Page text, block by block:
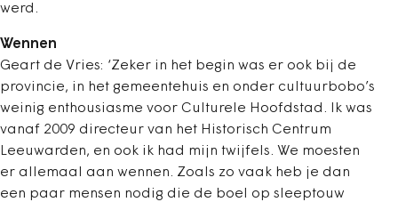
werd.
Wennen
Geart de Vries: ‘Zeker in het begin was er ook bij de
provincie, in het gemeentehuis en onder cultuurbobo’s
weinig enthousiasme voor Culturele Hoofdstad. Ik was
vanaf 2009 directeur van het Historisch Centrum
Leeuwarden, en ook ik had mijn twijfels. We moesten
er allemaal aan wennen. Zoals zo vaak heb je dan
een paar mensen nodig die de boel op sleeptouw